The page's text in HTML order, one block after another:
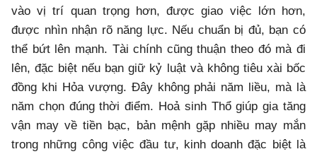
vào vị trí quan trọng hơn, được giao việc lớn hơn,
được nhìn nhận rõ năng lực. Nếu chuẩn bị đủ, bạn có
thể bứt lên mạnh. Tài chính cũng thuận theo đó mà đi
lên, đặc biệt nếu bạn giữ kỷ luật và không tiêu xài bốc
đồng khi Hỏa vượng. Đây không phải năm liều, mà là
năm chọn đúng thời điểm. Hoả sinh Thổ giúp gia tăng
vận may về tiền bạc, bản mệnh gặp nhiều may mắn
trong những công việc đầu tư, kinh doanh đặc biệt là